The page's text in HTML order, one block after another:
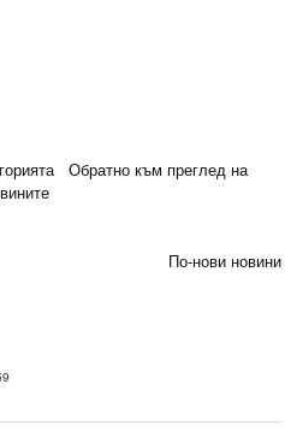
Обратно към преглед на
По-нови новини